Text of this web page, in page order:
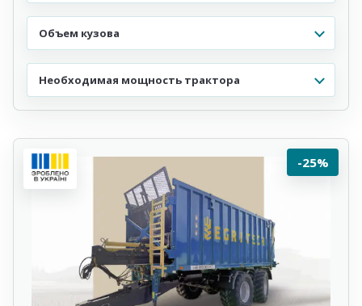
продуманный дизайн, что способствует оптимальной
загрузке и разгрузке зерна. Регулируемые двери и
высокопрочные тенты обеспечивают защиту от
погодных условий и снижают риск повреждения
продукции. Поскольку фермерские хозяйства часто
критическими факторами, эта сельхозтехника
предлагает решение для быстрой и безопасной
логистики, что делает ее одним из наиболее
экономически целесообразных и надежных вариантов
для аграрной сферы.
Объем кузова
Необходимая мощность трактора
-25%